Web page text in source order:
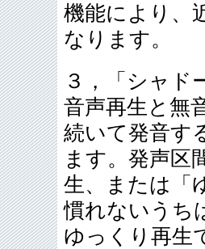
機能により、
なります。
３，「シャド
音声再生と無
続いて発音す
ます。発声区
生、または「
慣れないうち
ゆっくり再生